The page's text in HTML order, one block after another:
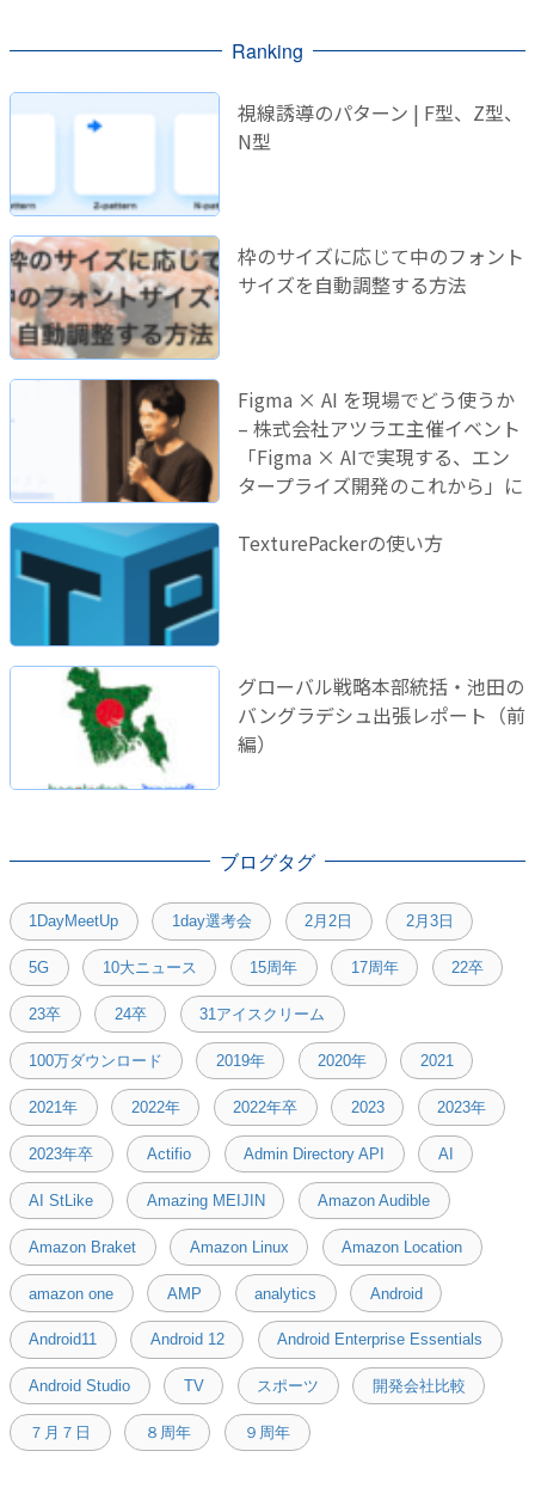
Ranking
視線誘導のパターン | F型、Z型、
N型
枠のサイズに応じて中のフォント
サイズを自動調整する方法
Figma × AI を現場でどう使うか
– 株式会社アツラエ主催イベント
「Figma × AIで実現する、エン
タープライズ開発のこれから」に
TexturePackerの使い方
グローバル戦略本部統括・池田の
バングラデシュ出張レポート（前
編）
ブログタグ
1DayMeetUp 1day選考会 2月2日 2月3日
5G 10大ニュース 15周年 17周年 22卒
23卒 24卒 31アイスクリーム
100万ダウンロード 2019年 2020年 2021
2021年 2022年 2022年卒 2023 2023年
2023年卒 Actifio Admin Directory API AI
AI StLike Amazing MEIJIN Amazon Audible
Amazon Braket Amazon Linux Amazon Location
amazon one AMP analytics Android
Android11 Android 12 Android Enterprise Essentials
Android Studio TV スポーツ 開発会社比較
７月７日 ８周年 ９周年